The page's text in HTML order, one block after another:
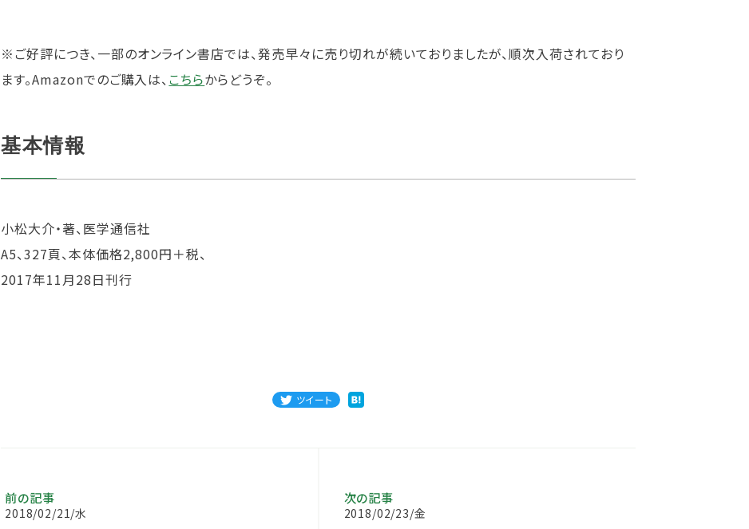
※ご好評につき、一部のオンライン書店では、発売早々に売り切れが続いておりましたが、順次入荷されており
ます。Amazonでのご購入は、 こちらからどうぞ。
基本情報
小松大介・著、医学通信社
A5、327頁、本体価格2,800円＋税、
2017年11月28日刊行
ツイート
前の記事
2018/02/21/水
次の記事
2018/02/23/金